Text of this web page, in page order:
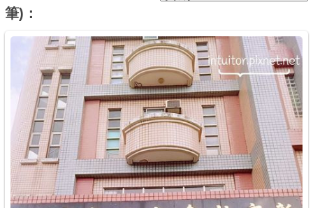
好康優惠
最新消息
最新留言
商家合作
推薦景點
筆)：